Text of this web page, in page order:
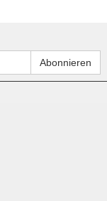
Abonnieren